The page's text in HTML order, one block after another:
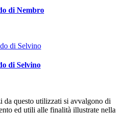
di Nembro
di Selvino
da questo utilizzati si avvalgono di
ed utili alle finalità illustrate nella